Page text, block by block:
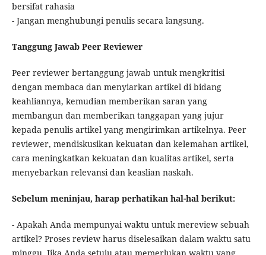
bersifat rahasia
- Jangan menghubungi penulis secara langsung.
Tanggung Jawab Peer Reviewer
Peer reviewer bertanggung jawab untuk mengkritisi
dengan membaca dan menyiarkan artikel di bidang
keahliannya, kemudian memberikan saran yang
membangun dan memberikan tanggapan yang jujur
kepada penulis artikel yang mengirimkan artikelnya. Peer
reviewer, mendiskusikan kekuatan dan kelemahan artikel,
cara meningkatkan kekuatan dan kualitas artikel, serta
menyebarkan relevansi dan keaslian naskah.
Sebelum meninjau, harap perhatikan hal-hal berikut:
- Apakah Anda mempunyai waktu untuk mereview sebuah
artikel? Proses review harus diselesaikan dalam waktu satu